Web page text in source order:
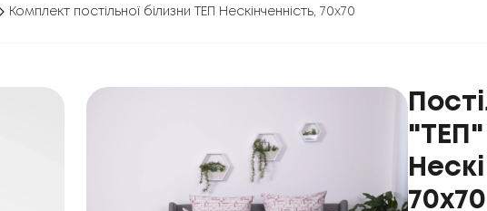
Комплект постільної білизни ТЕП Нескінченність, 70x70
"ТЕП"